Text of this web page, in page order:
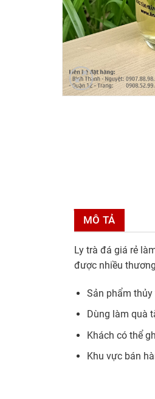
MÔ TẢ
Ly trà đá giá rẻ
được nhiều
Sản phẩm
Dùng làm quà
Khách có thể
Khu vực bán